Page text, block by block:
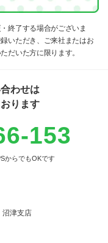
終了する場合がございま
いただき、ご来社またはお
だいた方に限ります。
わせは
ります
153
からでもOKです
津支店